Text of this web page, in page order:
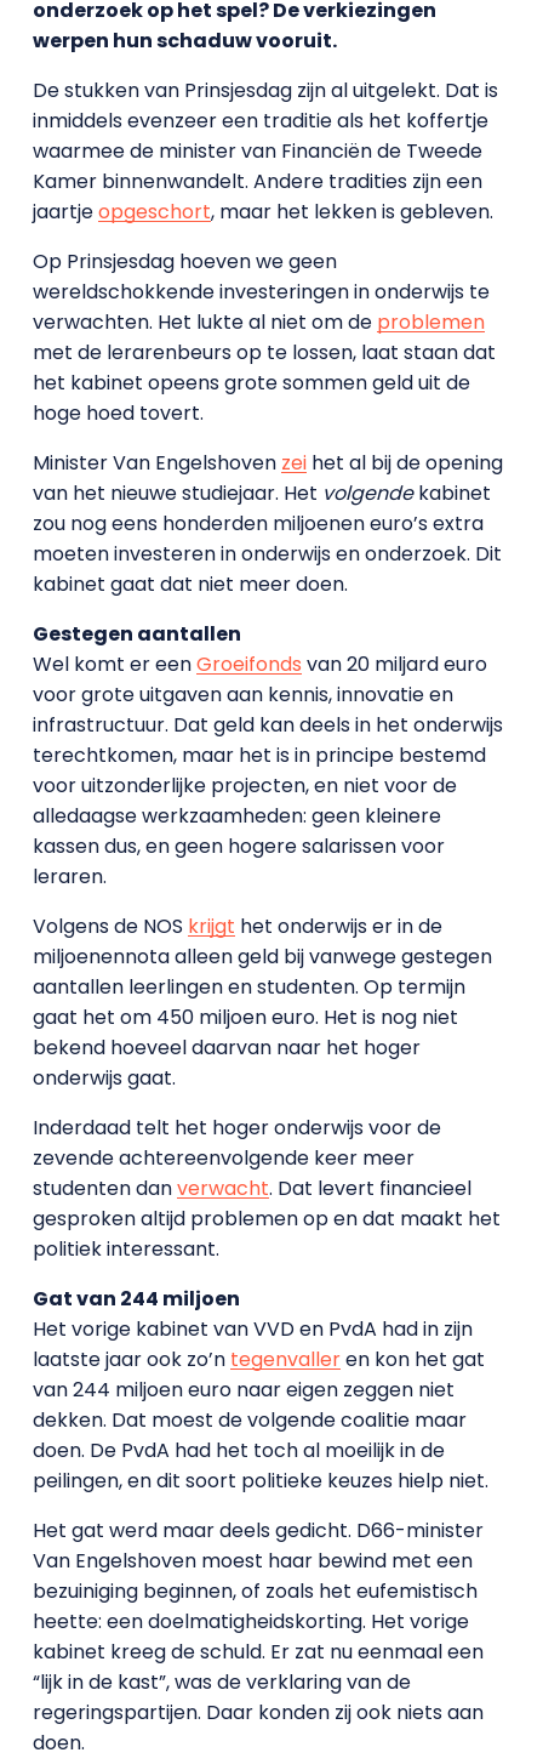
onderzoek op het spel? De verkiezingen
werpen hun schaduw vooruit.
De stukken van Prinsjesdag zijn al uitgelekt. Dat is
inmiddels evenzeer een traditie als het koffertje
waarmee de minister van Financiën de Tweede
Kamer binnenwandelt. Andere tradities zijn een
jaartjeopgeschort, maar het lekken is gebleven.
Op Prinsjesdag hoeven we geen
wereldschokkende investeringen in onderwijs te
verwachten. Het lukte al niet om de problemen
met de lerarenbeurs op te lossen, laat staan dat
het kabinet opeens grote sommen geld uit de
hoge hoed tovert.
Minister Van Engelshoven zeihet al bij de opening
van het nieuwe studiejaar. Het volgendekabinet
zou nog eens honderden miljoenen euro’s extra
moeten investeren in onderwijs en onderzoek. Dit
kabinet gaat dat niet meer doen.
Gestegen aantallen
Wel komt er eenGroeifonds van 20 miljard euro
voor grote uitgaven aan kennis, innovatie en
infrastructuur. Dat geld kan deels in het onderwijs
terechtkomen, maar het is in principe bestemd
voor uitzonderlijke projecten, en niet voor de
alledaagse werkzaamheden: geen kleinere
kassen dus, en geen hogere salarissen voor
leraren.
Volgens de NOS krijgt het onderwijs er in de
miljoenennota alleen geld bij vanwege gestegen
aantallen leerlingen en studenten. Op termijn
gaat het om 450 miljoen euro. Het is nog niet
bekend hoeveel daarvan naar het hoger
onderwijs gaat.
Inderdaad telt het hoger onderwijs voor de
zevende achtereenvolgende keer meer
studenten danverwacht. Dat levert financieel
gesproken altijd problemen op en dat maakt het
politiek interessant.
Gat van 244 miljoen
Het vorige kabinet van VVD en PvdA had in zijn
laatste jaar ook zo’n tegenvalleren kon het gat
van 244 miljoen euro naar eigen zeggen niet
dekken. Dat moest de volgende coalitie maar
doen. De PvdA had het toch al moeilijk in de
peilingen, en dit soort politieke keuzes hielp niet.
Het gat werd maar deels gedicht. D66-minister
Van Engelshoven moest haar bewind met een
bezuiniging beginnen, of zoals het eufemistisch
heette: een doelmatigheidskorting. Het vorige
kabinet kreeg de schuld. Er zat nu eenmaal een
“lijk in de kast”, was de verklaring van de
regeringspartijen. Daar konden zij ook niets aan
doen.